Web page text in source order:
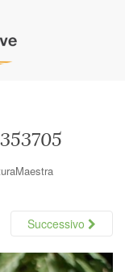
Successivo